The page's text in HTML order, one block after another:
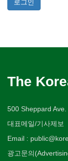
The
500 Sheppard
대표메일/기사제보
Email :
광고문의